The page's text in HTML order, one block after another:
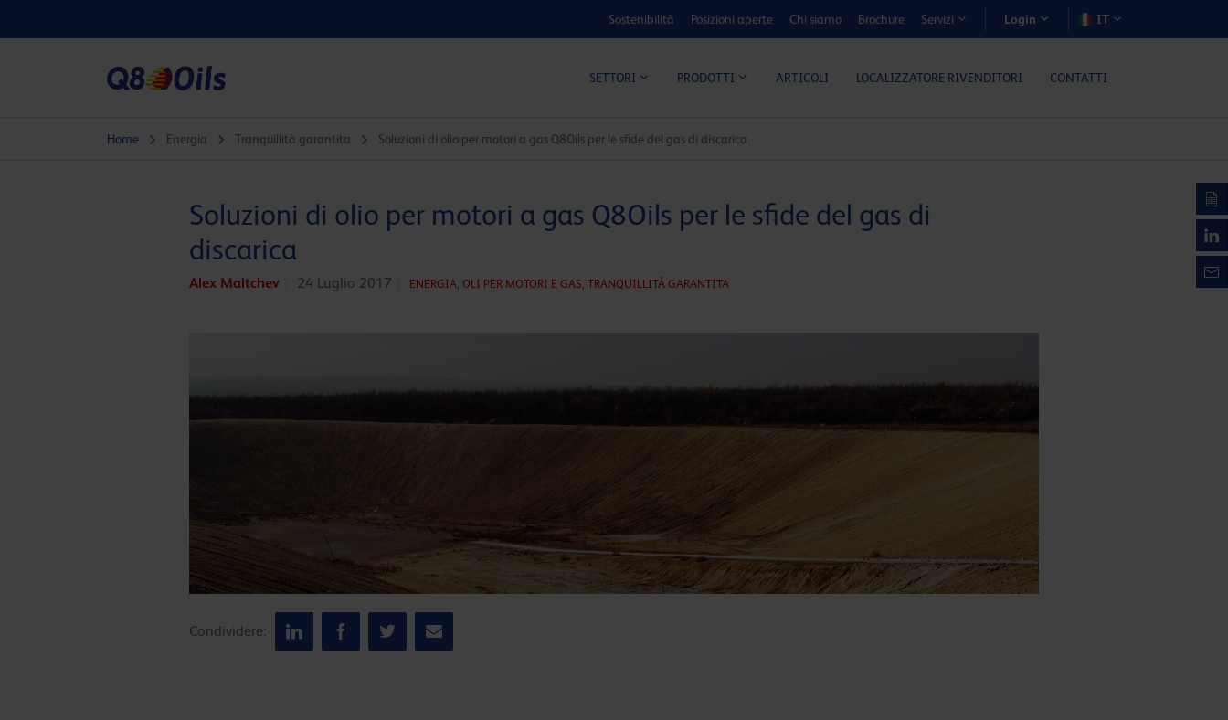
Sostenibilità Posizioni aperte Chi siamo Brochure Servizi Login IT
SETTORI PRODOTTI ARTICOLI LOCALIZZATORE RIVENDITORI CONTATTI
Home Energia Tranquillità garantita Soluzioni di olio per motori a gas Q8Oils per le sfide del gas di discarica
Soluzioni di olio per motori a gas Q8Oils per le sfide del gas di
discarica
Alex Maltchev 24 Luglio 2017 ENERGIA, OLI PER MOTORI E GAS, TRANQUILLITÀ GARANTITA
Condividere: